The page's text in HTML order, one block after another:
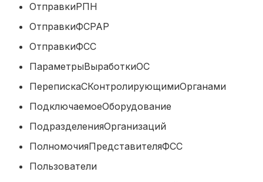
ОтправкиРПН
ОтправкиФСРАР
ОтправкиФСС
ПараметрыВыработкиОС
ПодключаемоеОборудование
ПодразделенияОрганизаций
ПолномочияПредставителяФСС
Пользователи